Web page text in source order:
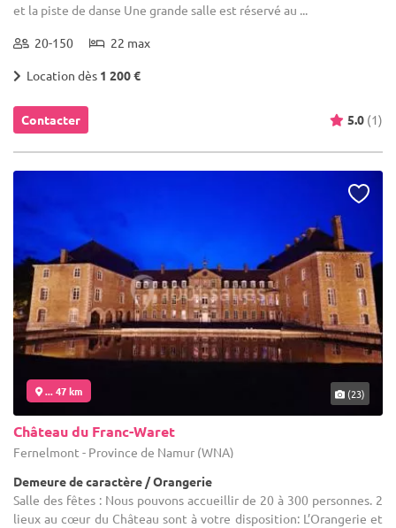
et la piste de danse Une grande salle est réservé au ...
20-150 22 max
Location dès 1 200 €
Contacter 5.0 (1)
... 47 km (23)
Château du Franc-Waret
Fernelmont - Province de Namur (WNA)
Demeure de caractère / Orangerie
Salle des fêtes : Nous pouvons accueillir de 20 à 300 personnes. 2
lieux au cœur du Château sont à votre disposition: L’Orangerie et